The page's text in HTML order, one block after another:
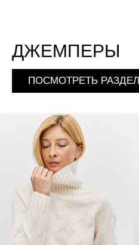
ДЖЕМПЕРЫ
ПОСМОТРЕТЬ РАЗДЕЛ